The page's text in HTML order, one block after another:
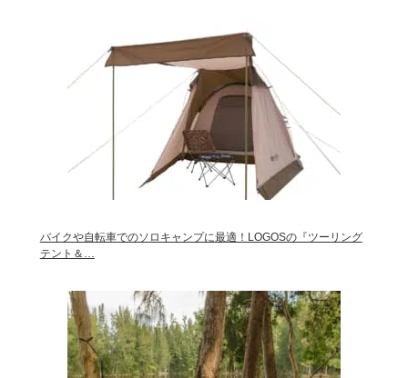
バイクや自転車でのソロキャンプに最適！LOGOSの『ツーリング
テント＆…